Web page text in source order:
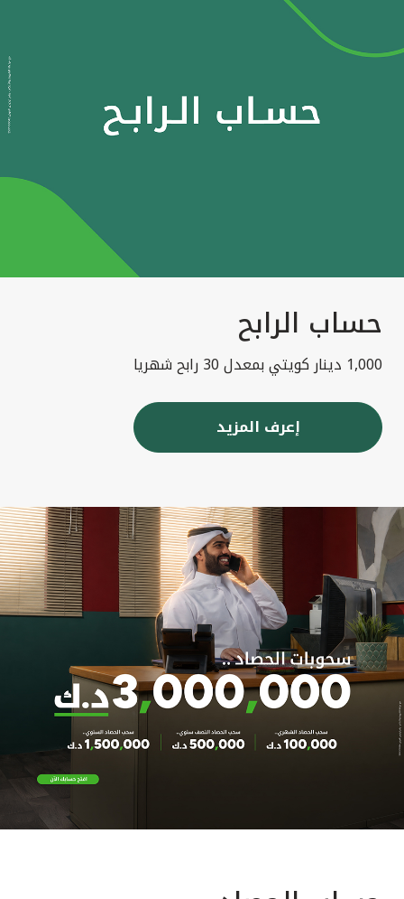
حساب الرابح
1,000 دينار كويتي بمعدل 30 رابح شهريا
إعرف المزيد